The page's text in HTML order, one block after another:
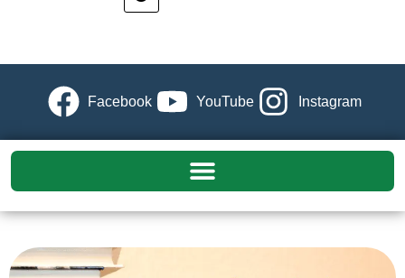
Facebook YouTube Instagram